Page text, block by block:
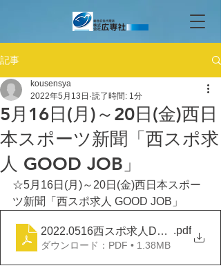
記事
5月16日(月)～20日(金)西日
本スポーツ新聞「西スポ求
人 GOOD JOB」
kousensya
2022年5月13日 読了時間: 1分
☆5月16日(月)～20日(金)西日本スポー
ツ新聞「西スポ求人 GOOD JOB」
2022.0516西スポ求人DOOD JOB
.pdf
ダウンロード：PDF • 1.38MB